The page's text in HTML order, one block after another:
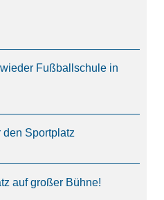
Fußballschule in
Sportplatz
auf großer Bühne!